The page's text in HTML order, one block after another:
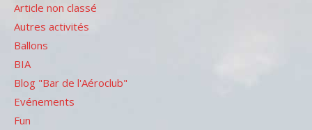
Article non classé
Autres activités
Ballons
BIA
Blog "Bar de l'Aéroclub"
Evénements
Fun